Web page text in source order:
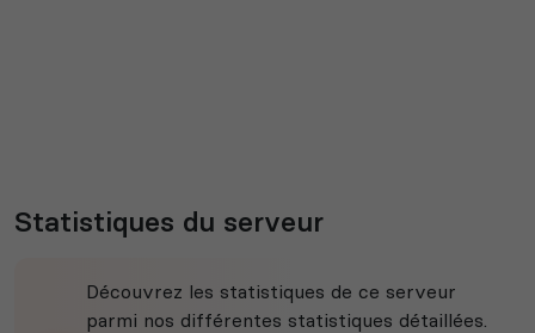
Statistiques du serveur
Découvrez les statistiques de ce serveur
parmi nos différentes statistiques détaillées.